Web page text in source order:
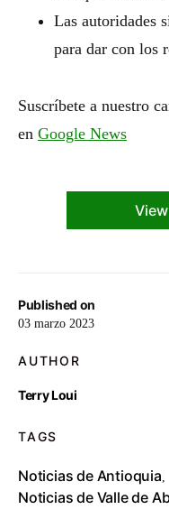
Published on
03 marzo 2023
AUTHOR
Terry Loui
TAGS
Noticias de Antioquia,
Noticias de Valle de
Las autoridades
para dar con los
Suscríbete a nuestro
en Google News